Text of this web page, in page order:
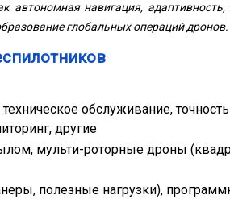
автономная навигация, адаптивность,
глобальных операций дронов.
обслуживание,
другие
мульти-роторные дроны
полезные нагрузки),